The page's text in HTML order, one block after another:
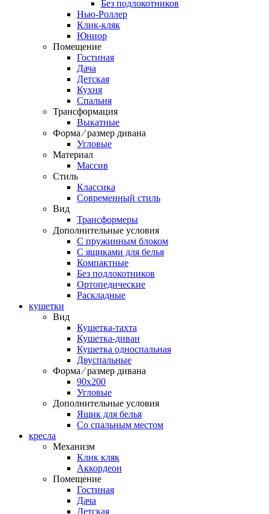
Без подлокотников
Нью-Роллер
Клик-кляк
Юниор
Помещение
Гостиная
Дача
Детская
Кухня
Спальня
Трансформация
Выкатные
Форма ⁄ размер дивана
Угловые
Материал
Массив
Стиль
Классика
Современный стиль
Вид
Трансформеры
Дополнительные условия
С пружинным блоком
С ящиками для белья
Компактные
Без подлокотников
Ортопедические
Раскладные
кушетки
Вид
Кушетка-тахта
Кушетка-диван
Кушетка односпальная
Двуспальные
Форма ⁄ размер дивана
90х200
Угловые
Дополнительные условия
Ящик для белья
Со спальным местом
кресла
Механизм
Клик кляк
Аккордеон
Помещение
Гостиная
Дача
Детская